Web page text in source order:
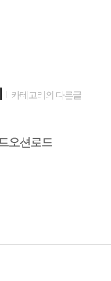
카테고리의 다른글
오션로드